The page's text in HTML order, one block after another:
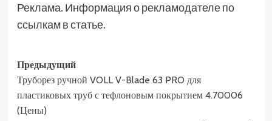
Реклама. Информация о рекламодателе по
ссылкам в статье.
Навигация
записи
Предыдущий
Труборез ручной VOLL V-Blade 63 PRO для
пластиковых труб с тефлоновым покрытием 4.70006
(Цены)